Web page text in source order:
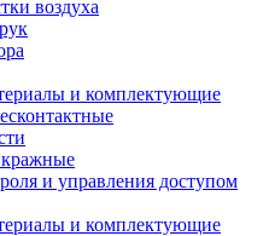
воздуха
и комплектующие
и управления доступом
и комплектующие